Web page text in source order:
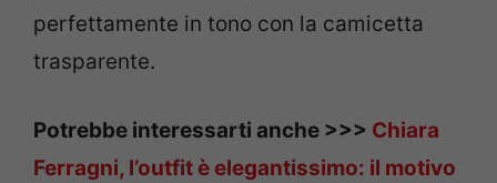
perfettamente in tono con la camicetta
trasparente.
Potrebbe interessarti anche >>> Chiara
Ferragni, l’outfit è elegantissimo: il motivo